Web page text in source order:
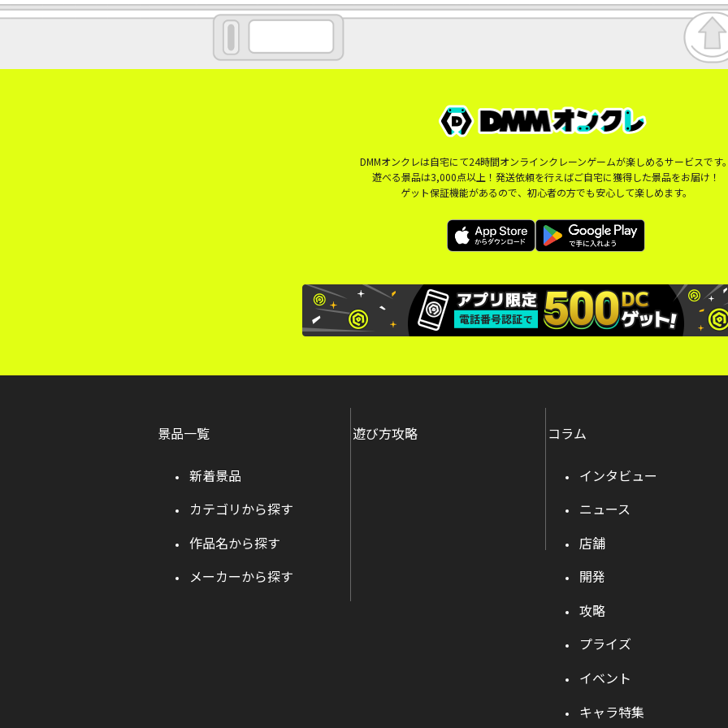
DMMオンクレは自宅にて24時間オンラインクレーンゲームが楽しめるサービスです
遊べる景品は3,000点以上！発送依頼を行えばご自宅に獲得した景品をお届け！
ゲット保証機能があるので、初心者の方でも安心して楽しめます。
景品一覧
新着景品
カテゴリから探す
作品名から探す
メーカーから探す
遊び方攻略 コラム
インタビュー
ニュース
店舗
開発
攻略
プライズ
イベント
キャラ特集